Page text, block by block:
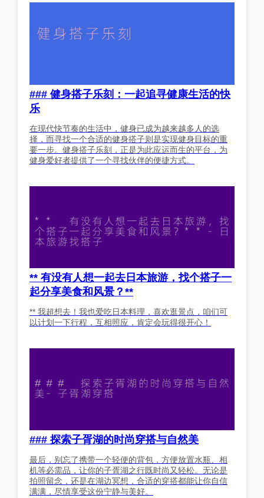
### 健身搭子乐刻：一起追寻健康生活的快
乐
在现代快节奏的生活中，健身已成为越来越多人的选
择，而寻找一个合适的健身搭子则是实现健身目标的重
要一步。健身搭子乐刻，正是为此应运而生的平台，为
健身爱好者提供了一个寻找伙伴的便捷方式。
** 有没有人想一起去日本旅游，找个搭子一
起分享美食和风景？**
** 我超想去！我也爱吃日本料理，喜欢逛景点，咱们可
以计划一下行程，互相照应，肯定会玩得很开心！
### 探索子胥湖的时尚穿搭与自然美
最后，别忘了携带一个轻便的背包，方便放置水瓶、相
机等必需品，让你的子胥湖之行既时尚又轻松。无论是
拍照留念，还是在湖边冥想，合适的穿搭都能让你自信
满满，尽情享受这份宁静与美好。